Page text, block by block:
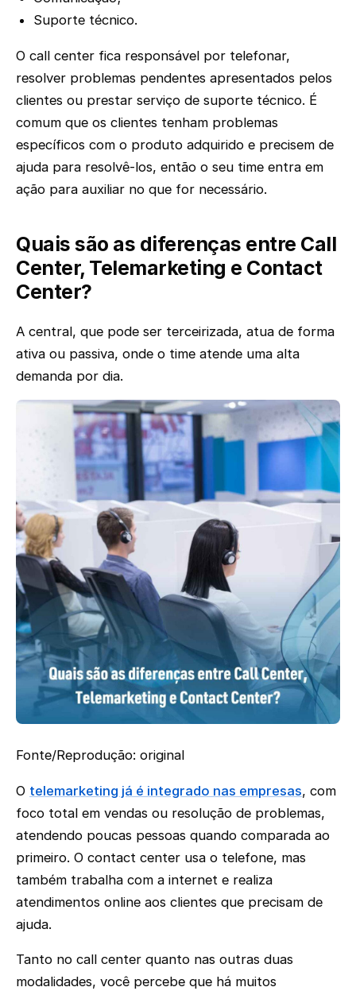
Suporte técnico.
O call center fica responsável por telefonar,
resolver problemas pendentes apresentados pelos
clientes ou prestar serviço de suporte técnico. É
comum que os clientes tenham problemas
específicos com o produto adquirido e precisem de
ajuda para resolvê-los, então o seu time entra em
ação para auxiliar no que for necessário.
Quais são as diferenças entre Call
Center, Telemarketing e Contact
Center?
A central, que pode ser terceirizada, atua de forma
ativa ou passiva, onde o time atende uma alta
demanda por dia.
Fonte/Reprodução: original
O telemarketing já é integrado nas empresas, com
foco total em vendas ou resolução de problemas,
atendendo poucas pessoas quando comparada ao
primeiro. O contact center usa o telefone, mas
também trabalha com a internet e realiza
atendimentos online aos clientes que precisam de
ajuda.
Tanto no call center quanto nas outras duas
modalidades, você percebe que há muitos